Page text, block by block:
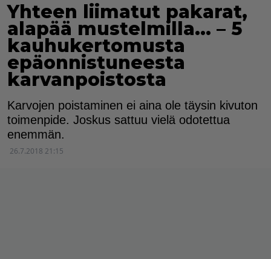
Yhteen liimatut pakarat,
alapää mustelmilla… – 5
kauhukertomusta
epäonnistuneesta
karvanpoistosta
Karvojen poistaminen ei aina ole täysin kivuton
toimenpide. Joskus sattuu vielä odotettua
enemmän.
26.7.2018 21:15